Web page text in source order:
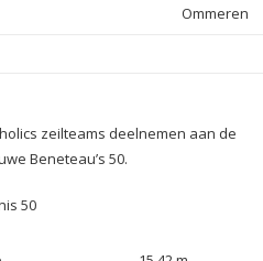
Ommeren
zeilteams deelnemen aan de
Beneteau’s 50.
50